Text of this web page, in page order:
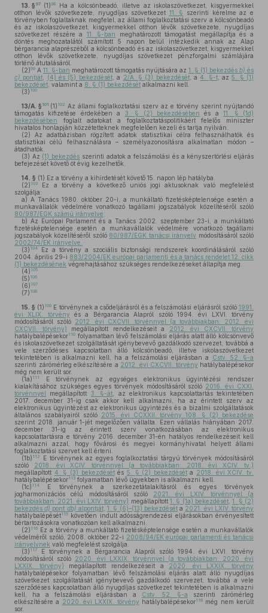
13. § 97 (1)98Ha a kölcsönbeadó, illetve az iskolaszövetkezet, kisgyermekkel
otthon lévők szövetkezete, nyugdíjas szövetkezet 11. §
szerinti kérelme az e
törvényben foglaltaknak megfelel, az állami foglalkoztatási szerv a kölcsönbeadó
és az iskolaszövetkezet, kisgyermekkel otthon lévők szövetkezete, nyugdíjas
szövetkezet részére a 11. §-ban
meghatározott támogatást megállapítja és a
döntés meghozatalától számított 5 napon belül intézkedik annak az Alap
bérgarancia alaprészéből a kölcsönbeadó és az iskolaszövetkezet, kisgyermekkel
otthon lévők szövetkezete, nyugdíjas szövetkezet pénzforgalmi számlájára
történő átutalásáról.
(2)99 A 11. §-ban meghatározott támogatás nyújtására az 1. § (1) bekezdés b) és
c) pontját (4) és (5) bekezdését, a 2/A. § (3) bekezdését, a4. §-t, az5. § (1)
bekezdését , valamint a 8. § (1) bekezdését alkalmazni kell.
(3) 100
13/A. § 101 (1) 102 Az állami foglalkoztatási szerv az e törvény szerint nyújtandó
támogatás kifizetése érdekében a 3. § (2) bekezdésében és a11. § (1d)
bekezdésében foglalt adatokat a foglalkoztatáspolitikáért felelős miniszter
hivatalos honlapján közzétetteknek megfelelően kezeli és tartja nyilván.
(2) Az adatbázisban rögzített adatok statisztikai célra felhasználhatók és
statisztikai célú felhasználásra – személyazonosításra alkalmatlan módon –
átadhatók.
(3) Az (1) bekezdés szerinti adatok a felszámolási és a kényszertörlési eljárás
befejezését követő öt évig kezelhetők.
14. § (1) Ez a törvény a kihirdetését követő 15. napon lép hatályba.
(2) 103
Ez a törvény a következő uniós jogi aktusoknak való megfelelést
szolgálja:
a) A Tanács 1980. október 20-i, a munkáltató fizetésképtelensége esetén a
munkavállalók védelmére vonatkozó tagállami jogszabályok közelítéséről szóló
80/987/EGK számú irányelve;
b) Az Európai Parlament és a Tanács 2002. szeptember 23-i, a munkáltató
fizetésképtelensége esetén a munkavállalók védelmére vonatkozó tagállami
jogszabályok közelítéséről szóló 80/987/EGK tanácsi irányelv módosításáról szóló
2002/74/EK irányelve.
(3) 104
Ez a törvény a szociális biztonsági rendszerek koordinálásáról szóló
2004. április 29-i 883/2004/EK európai parlamenti és a tanács rendelet 12. cikk
(1) bekezdésének végrehajtásához szükséges rendelkezéseket állapítja meg.
(4) 105
(5) 106
(6) 107
(7) 108
15. § (1) 109 E törvénynek a csődeljárásról és a felszámolási eljárásról szóló1991.
évi XLIX. törvény és a Bérgarancia Alapról szóló 1994. évi LXVI. törvény
módosításáról szóló 2012. évi CXCVII. törvénnyel (a továbbiakban: 2012. évi
CXCVII. törvény) megállapított rendelkezéseit a
2012. évi CXCVII. törvény
hatálybalépésekor110 folyamatban lévő felszámolási eljárás alatt álló kölcsönvevő
és iskolaszövetkezet szolgáltatását igénybevevő gazdálkodó szervezet, továbbá a
vele szerződéses kapcsolatban álló kölcsönbeadó, illetve iskolaszövetkezet
tekintetében is alkalmazni kell, ha a felszámolási eljárásban a
Cstv. 52. §-a
szerinti zárómérleg elkészítésére a 2012. évi CXCVII. törvény hatálybalépésekor
még nem került sor.
(1a) 111
E törvénynek az egységes elektronikus ügyintézési rendszer
kialakításához szükséges egyes törvények módosításáról szóló 2016. évi CXXI.
törvénnyel megállapított 3. §-át , az elektronikus kapcsolattartás tekintetében
2017. december 31-ig csak akkor kell alkalmazni, ha az érintett szerv az
elektronikus ügyintézést az elektronikus ügyintézés és a bizalmi szolgáltatások
általános szabályairól szóló 2015. évi CCXXII. törvény 108. § (2) bekezdése
szerint 2018. január 1-jét megelőzően vállalta. Ezen vállalás hiányában 2017.
december 31-ig az érintett szerv vonatkozásában az elektronikus
kapcsolattartásra e törvény 2016. december 31-én hatályos rendelkezéseit kell
alkalmazni azzal, hogy fővárosi és megyei kormányhivatal helyett állami
foglalkoztatási szervet kell érteni.
(1b) 112
E törvénynek az egyes foglalkoztatási tárgyú törvények módosításáról
szóló 2018. évi XCIV. törvénnyel (a továbbiakban: 2018. évi XCIV. tv.)
megállapított 4. § (3) bekezdésétés 5. § (2) bekezdéséta 2018. évi XCIV. tv.
hatálybalépésekor113 folyamatban lévő ügyekben is alkalmazni kell.
(1c) 114
E törvénynek a szerkezetátalakításról és egyes törvények
jogharmonizációs célú módosításáról szóló 2021. évi LXIV. törvénnyel (a
továbbiakban: 2021. évi LXIV. törvény) megállapított1. § (1a) bekezdését ,1. § (2)
bekezdésd) pont db) alpontját,1. § (6)–(13) bekezdéséta 2021. évi LXIV. törvény
hatálybalépését115 követően indult adósságrendezési eljárásokban érvényesített
bértartozásokra vonatkozóan kell alkalmazni.
(2) 116 Ez a törvény a munkáltató fizetésképtelensége esetén a munkavállalók
védelméről szóló, 2008. október 22-i 2008/94/EK európai parlamenti és tanácsi
irányelvnek való megfelelést szolgálja.
(3) 117
E törvénynek a Bérgarancia Alapról szóló 1994. évi LXVI. törvény
módosításáról szóló 2020. évi LXXIX. törvénnyel (a továbbiakban: 2020. évi
LXXIX. törvény) megállapított rendelkezéseit a 2020. évi LXXIX. törvény
hatálybalépésekor folyamatban lévő felszámolási eljárás alatt álló nyugdíjas
szövetkezet szolgáltatását igénybevevő gazdálkodó szervezet, továbbá a vele
szerződéses kapcsolatban álló nyugdíjas szövetkezet tekintetében is alkalmazni
kell, ha a felszámolási eljárásban a Cstv. 52. §-a szerinti zárómérleg
elkészítésére a 2020. évi LXXIX. törvény hatálybalépésekor118 még nem került
sor.